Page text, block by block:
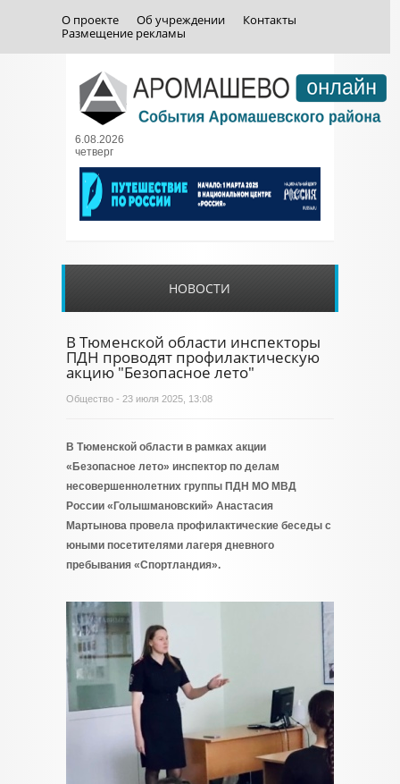
О проекте Об учреждении
Контакты
Размещение рекламы
6.08.2026
четверг
НОВОСТИ
В Тюменской области инспекторы
ПДН проводят профилактическую
акцию "Безопасное лето"
Общество - 23 июля 2025, 13:08
В Тюменской области в рамках акции
«Безопасное лето» инспектор по делам
несовершеннолетних группы ПДН МО МВД
России «Голышмановский» Анастасия
Мартынова провела профилактические беседы с
юными посетителями лагеря дневного
пребывания «Спортландия».